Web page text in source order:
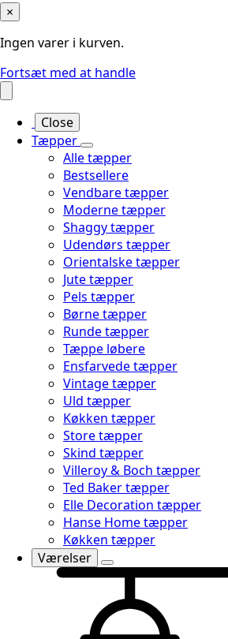
×
Ingen varer i kurven.
Fortsæt med at handle
Close
Tæpper
Alle tæpper
Bestsellere
Vendbare tæpper
Moderne tæpper
Shaggy tæpper
Udendørs tæpper
Orientalske tæpper
Jute tæpper
Pels tæpper
Børne tæpper
Runde tæpper
Tæppe løbere
Ensfarvede tæpper
Vintage tæpper
Uld tæpper
Køkken tæpper
Store tæpper
Skind tæpper
Villeroy & Boch tæpper
Ted Baker tæpper
Elle Decoration tæpper
Hanse Home tæpper
Køkken tæpper
Værelser